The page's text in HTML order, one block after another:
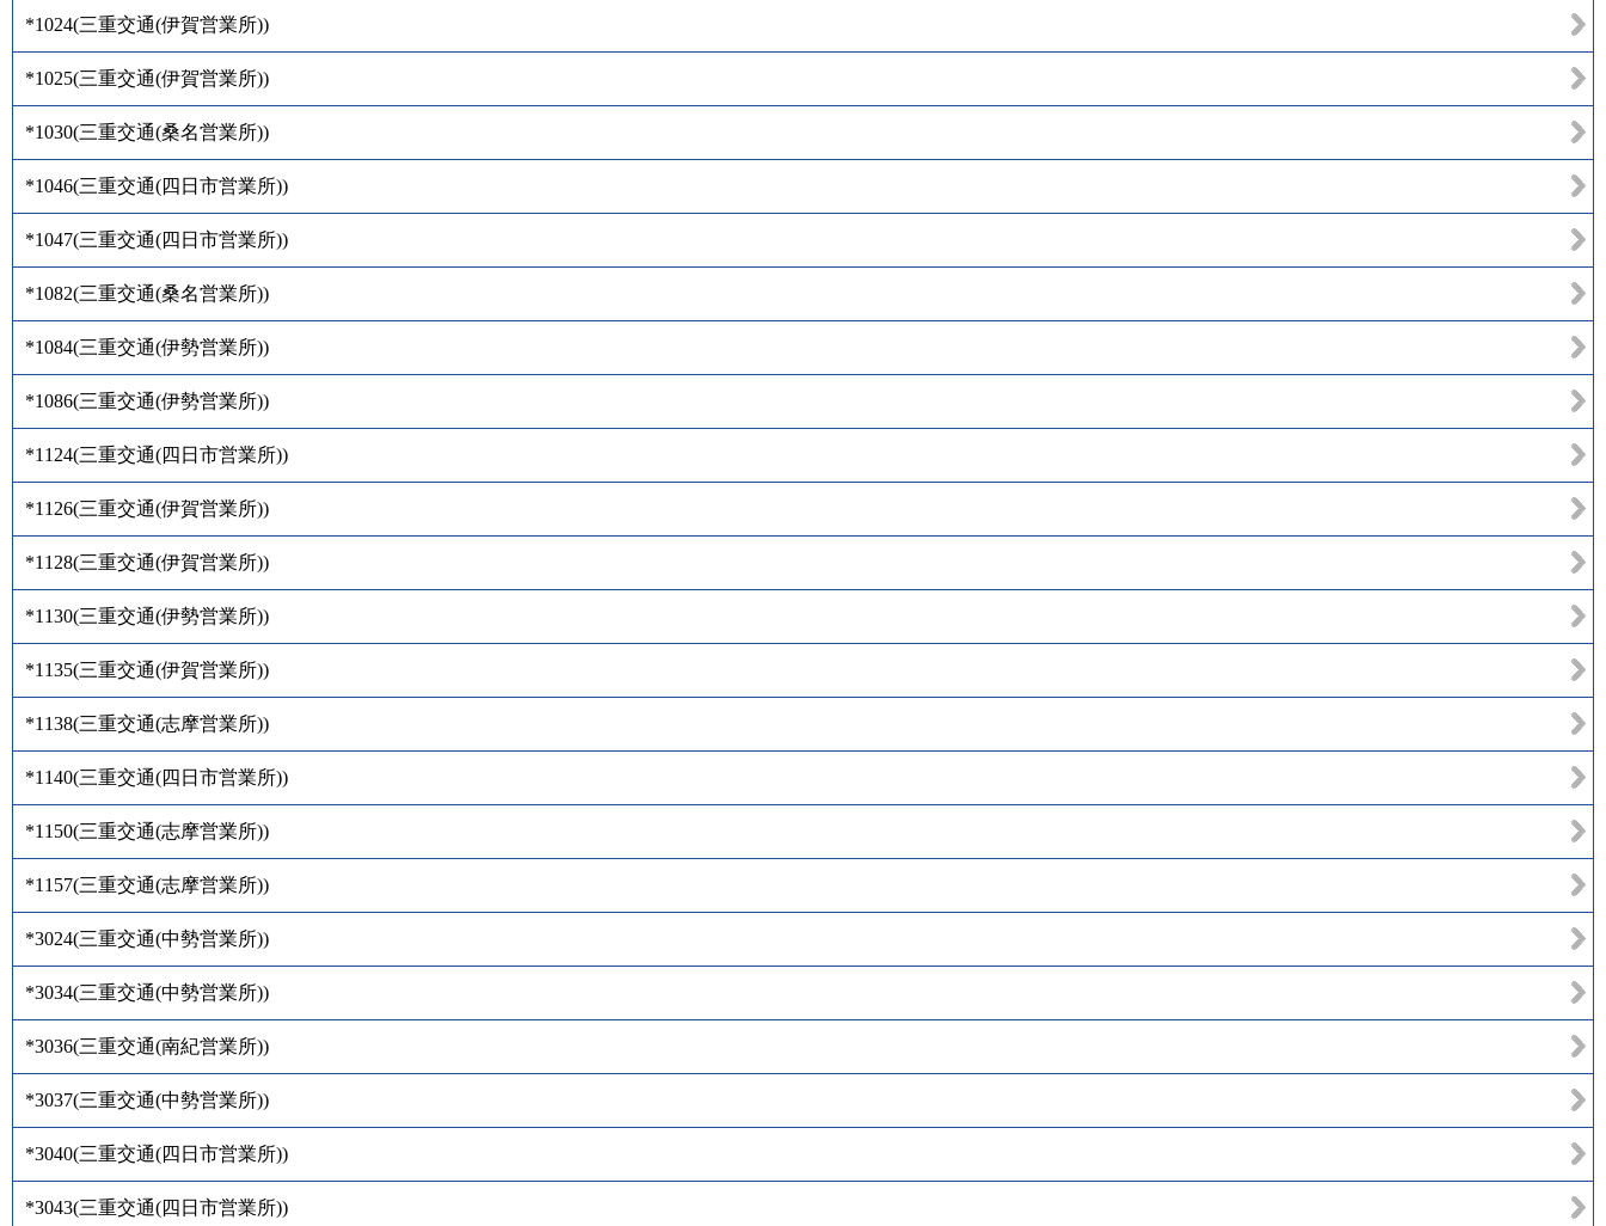
*1024(三重交通(伊賀営業所))
*1025(三重交通(伊賀営業所))
*1030(三重交通(桑名営業所))
*1046(三重交通(四日市営業所))
*1047(三重交通(四日市営業所))
*1082(三重交通(桑名営業所))
*1084(三重交通(伊勢営業所))
*1086(三重交通(伊勢営業所))
*1124(三重交通(四日市営業所))
*1126(三重交通(伊賀営業所))
*1128(三重交通(伊賀営業所))
*1130(三重交通(伊勢営業所))
*1135(三重交通(伊賀営業所))
*1138(三重交通(志摩営業所))
*1140(三重交通(四日市営業所))
*1150(三重交通(志摩営業所))
*1157(三重交通(志摩営業所))
*3024(三重交通(中勢営業所))
*3034(三重交通(中勢営業所))
*3036(三重交通(南紀営業所))
*3037(三重交通(中勢営業所))
*3040(三重交通(四日市営業所))
*3043(三重交通(四日市営業所))